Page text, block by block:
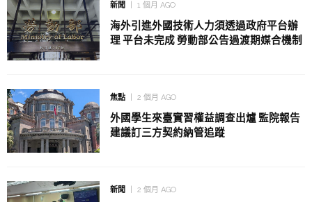
新聞 1 個月 AGO
海外引進外國技術人力須透過政府平台辦
理 平台未完成 勞動部公告過渡期媒合機制
焦點 2 個月 AGO
外國學生來臺實習權益調查出爐 監院報告
建議訂三方契約納管追蹤
新聞 2 個月 AGO